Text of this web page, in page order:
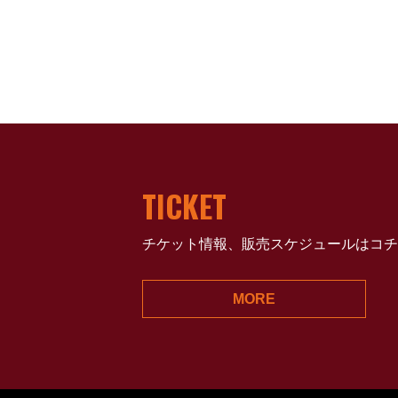
TICKET
チケット情報、販売スケジュールはコ
MORE